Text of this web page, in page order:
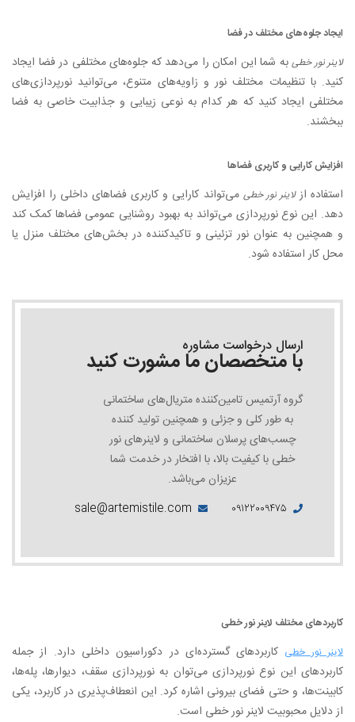
ایجاد جلوه‌های مختلف در فضا
لاینر نور خطی به شما این امکان را می‌دهد که جلوه‌های مختلفی در فضا ایجاد
کنید. با تنظیمات مختلف نور و زاویه‌های متنوع، می‌توانید نورپردازی‌های
مختلفی ایجاد کنید که هر کدام به نوعی زیبایی و جذابیت خاصی به فضا
ببخشند.
افزایش کارایی و کاربری فضاها
استفاده ازلاینر نور خطی می‌تواند کارایی و کاربری فضاهای داخلی را افزایش
دهد. این نوع نورپردازی می‌تواند به بهبود روشنایی عمومی فضاها کمک کند
و همچنین به عنوان نور تزئینی و تاکیدکننده در بخش‌های مختلف منزل یا
محل کار استفاده شود.
ارسال درخواست مشاوره
با متخصصان ما مشورت کنید
گروه آرتمیس تامین‌کننده متریال‌های ساختمانی
به طور کلی و جزئی و همچنین تولید کننده
چسب‌های پرسلان ساختمانی و لاینرهای نور
خطی با کیفیت بالا، با افتخار در خدمت شما
عزیزان می‌باشد.
۰۹۱۲۲۰۰۹۴۷۵
sale@artemistile.com
کاربردهای مختلف لاینر نور خطی
لاینر نور خطی کاربردهای گسترده‌ای در دکوراسیون داخلی دارد. از جمله
کاربردهای این نوع نورپردازی می‌توان به نورپردازی سقف، دیوارها، پله‌ها،
کابینت‌ها، و حتی فضای بیرونی اشاره کرد. این انعطاف‌پذیری در کاربرد، یکی
از دلایل محبوبیت لاینر نور خطی است.